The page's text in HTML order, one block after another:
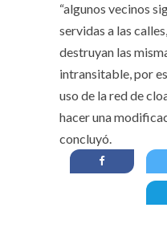
“algunos vecinos
servidas a las
destruyan las
intransitable, por
uso de la red de
hacer una
concluyó.